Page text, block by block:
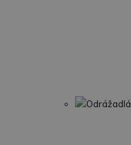
Odrážadlá